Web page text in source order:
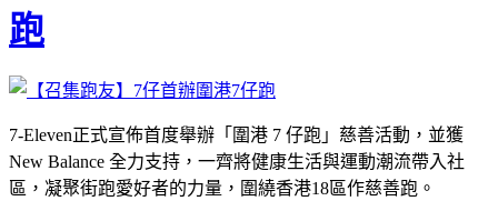
跑
7-Eleven正式宣佈首度舉辦「圍港 7 仔跑」慈善活動，並獲
New Balance 全力支持，一齊將健康生活與運動潮流帶入社
區，凝聚街跑愛好者的力量，圍繞香港18區作慈善跑。